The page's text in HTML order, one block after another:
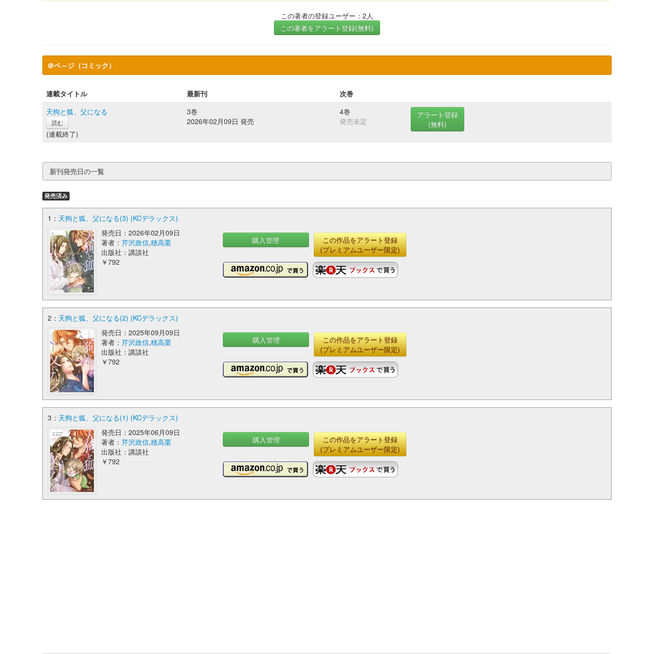
この著者の登録ユーザー：2人
この著者をアラート登録(無料)
＠ペ～ジ（コミック）
連載タイトル 最新刊
次巻
天狗と狐、父になる
読む
(連載終了)
3巻
2026年02月09日 発売
4巻
発売未定
アラート登録
(無料)
新刊発売日の一覧
発売済み
1： 天狗と狐、父になる(3) (KCデラックス)
発売日：2026年02月09日
著者： 芹沢政信,穂高栗
出版社：講談社
￥792
購入管理
この作品をアラート登録
(プレミアムユーザー限定)
2： 天狗と狐、父になる(2) (KCデラックス)
発売日：2025年09月09日
著者：芹沢政信,穂高栗
出版社：講談社
￥792
購入管理
この作品をアラート登録
(プレミアムユーザー限定)
3： 天狗と狐、父になる(1) (KCデラックス)
発売日：2025年06月09日
著者：芹沢政信,穂高栗
出版社：講談社
￥792
購入管理
この作品をアラート登録
(プレミアムユーザー限定)